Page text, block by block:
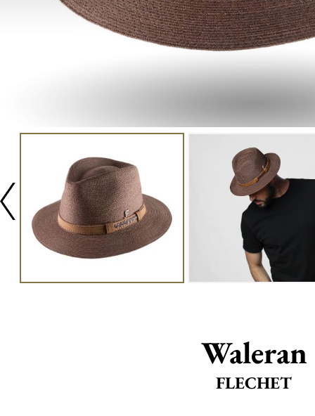
Waleran
FLECHET